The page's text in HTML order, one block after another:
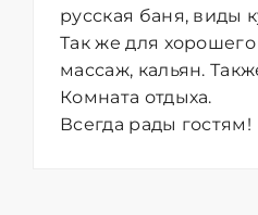
русская баня, виды
Так же для
массаж, кальян.
Комната отдыха.
Всегда рады гостям!